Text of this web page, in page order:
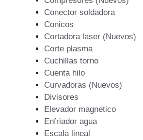
Conector soldadora
Conicos
Cortadora laser (Nuevos)
Corte plasma
Cuchillas torno
Cuenta hilo
Curvadoras (Nuevos)
Divisores
Elevador magnetico
Enfriador agua
Escala lineal